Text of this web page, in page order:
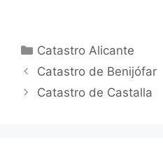
Categorías
Catastro Alicante
Catastro de Benijófar
Catastro de Castalla